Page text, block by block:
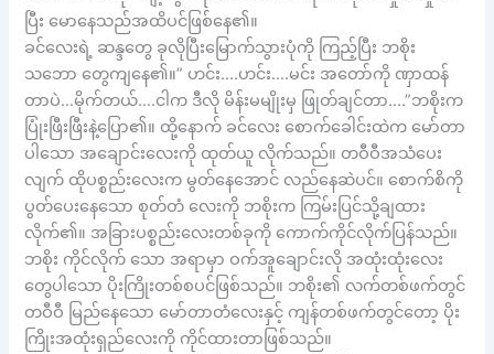
ပြီး မောနေသည်အထိပင်ဖြစ်နေ၏။
ခင်လေးရဲ့ ဆန္ဒတွေ ခုလိုပြီးမြောက်သွားပုံကို ကြည့်ပြီး ဘစိုး
သဘော တွေကျနေ၏။” ဟင်း….ဟင်း….မင်း အတော်ကို ဏှာထန်
တာပဲ…မိုက်တယ်….ငါက ဒီလို မိန်းမမျိုးမှ ဖြုတ်ချင်တာ….”ဘစိုးက
ပြုံးဖြီးဖြီးနဲ့ပြော၏။ ထို့နောက် ခင်လေး စောက်ခေါင်းထဲက မော်တာ
ပါသော အချောင်းလေးကို ထုတ်ယူ လိုက်သည်။ တဝီဝီအသံပေး
လျက် ထိုပစ္စည်းလေးက မွတ်နေအောင် လည်နေဆဲပင်။ စောက်စိကို
ပွတ်ပေးနေသော စုတ်တံ လေးကို ဘစိုးက ကြမ်းပြင်သို့ချထား
လိုက်၏။ အခြားပစ္စည်းလေးတစ်ခုကို ကောက်ကိုင်လိုက်ပြန်သည်။
ဘစိုး ကိုင်လိုက် သော အရာမှာ ဝက်အူချောင်းလို အထုံးထုံးလေး
တွေပါသော ပိုးကြိုးတစ်စပင်ဖြစ်သည်။ ဘစိုး၏ လက်တစ်ဖက်တွင်
တဝီဝီ မြည်နေသော မော်တာတံလေးနှင့် ကျန်တစ်ဖက်တွင်တော့ ပိုး
ကြိုးအထုံးရှည်လေးကို ကိုင်ထားတာဖြစ်သည်။